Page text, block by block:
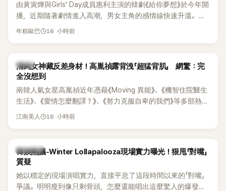
由黃寅燁與Girls' Day成員惠利主演的韓劇《給你夢想》於今年開
播，近期隨著劇情進入高潮，男女主角的感情線快速升溫。最
新播出的第8集不僅上演火辣吻戲，更接連出現床戲橋段，讓
年糕歐巴 16 小時前
韓星
清純女神藏反差身材！高胤禎露背洩「超猛背肌」 網驚：完
全沒想到
南韓人氣女星高胤禎近年憑藉《Moving 異能》、《機智住院醫生
生活》、《愛情怎麼翻譯？》、《努力克服自卑的我們》等多部熱門
作品，躍升為韓劇新一代女神代表，不僅演技備受肯定，精緻
細身材下的超狂背肌與肩膀線條，反差感十足，讓不少網友看
傻直呼：「原來她身材這麼猛！」
江南美人 16 小時前
熱議討論
韓娛熱議-Winter Lollapalooza現場實力曝光！狠甩「對嘴」
質疑
她以穩定的現場演唱實力，直接平息了這段時間以來的「對嘴」
爭議。明明瘦到像只剩骨頭，怎麼還能唱出這麼驚人的爆發力